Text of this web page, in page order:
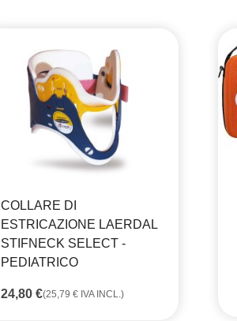
COLLARE DI
ESTRICAZIONE LAERDAL
STIFNECK SELECT -
PEDIATRICO
24,80 €(25,79 € IVA INCL.)